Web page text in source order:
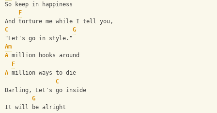
So keep in happiness
F
And torture me while I tell you,
C
G
"Let's go in style."
Am
A million hooks around
F
A million ways to die
C
Darling, Let's go inside
G
It will be alright